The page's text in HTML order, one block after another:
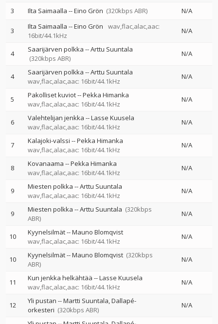
3 Ilta Saimaalla --Eino Grön (320kbps ABR) N/A
3 Ilta Saimaalla --Eino Grön
wav,flac,alac,aac:
16bit/44.1kHz
N/A
4 Saarijärven polkka --Arttu Suuntala
(320kbps ABR)
N/A
4 Saarijärven polkka --Arttu Suuntala
wav,flac,alac,aac: 16bit/44.1kHz
N/A
5 Pakolliset kuviot--Pekka Himanka
wav,flac,alac,aac: 16bit/44.1kHz
N/A
6 Valehtelijan jenkka --Lasse Kuusela
wav,flac,alac,aac: 16bit/44.1kHz
N/A
7 Kalajoki-valssi --Pekka Himanka
wav,flac,alac,aac: 16bit/44.1kHz
N/A
8 Kovanaama --Pekka Himanka
wav,flac,alac,aac: 16bit/44.1kHz
N/A
9 Miesten polkka --Arttu Suuntala
wav,flac,alac,aac: 16bit/44.1kHz
N/A
9 Miesten polkka --Arttu Suuntala (320kbps
ABR)
N/A
10 Kyynelsilmät--Mauno Blomqvist
wav,flac,alac,aac: 16bit/44.1kHz
N/A
10 Kyynelsilmät--Mauno Blomqvist (320kbps
ABR)
N/A
11 Kun jenkka helkähtää --Lasse Kuusela
wav,flac,alac,aac: 16bit/44.1kHz
N/A
12 Yli pustan --Martti Suuntala Dallapé-
orkesteri (320kbps ABR)
N/A